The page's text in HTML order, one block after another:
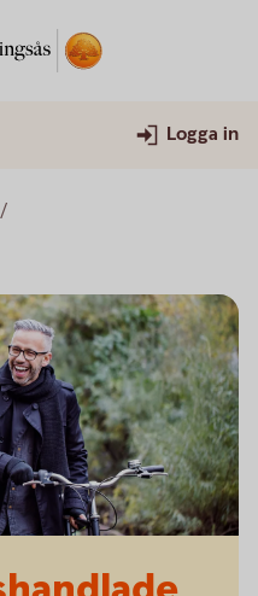
Logga in